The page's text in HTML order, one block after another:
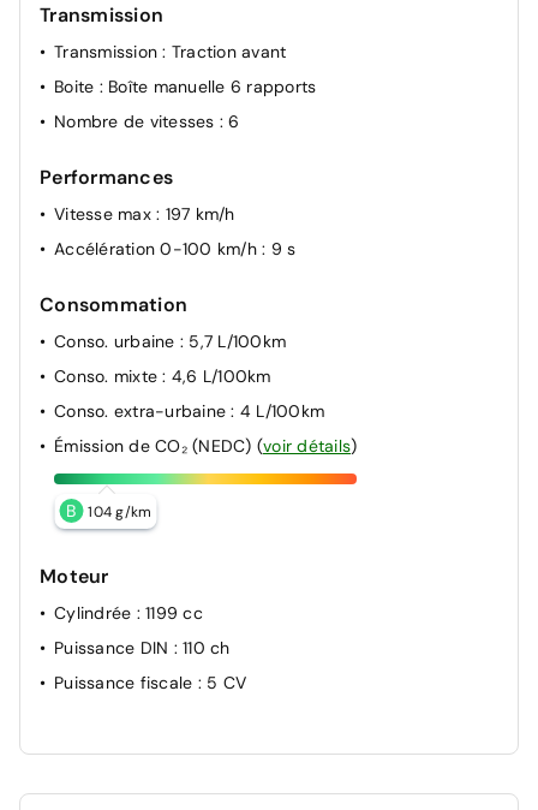
Transmission
Transmission: Traction avant
Boite : Boîte manuelle 6 rapports
Nombre de vitesses : 6
Performances
Vitesse max : 197 km/h
Accélération 0-100 km/h : 9 s
Consommation
Conso. urbaine : 5,7 L/100km
Conso. mixte: 4,6 L/100km
Conso. extra-urbaine: 4 L/100km
Émission de CO₂ (NEDC) (voir détails)
B 104 g/km
Moteur
Cylindrée : 1199 cc
Puissance DIN : 110 ch
Puissance fiscale : 5 CV